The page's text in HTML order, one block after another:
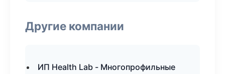
Другие компании
ИП Health Lab - Многопрофильные